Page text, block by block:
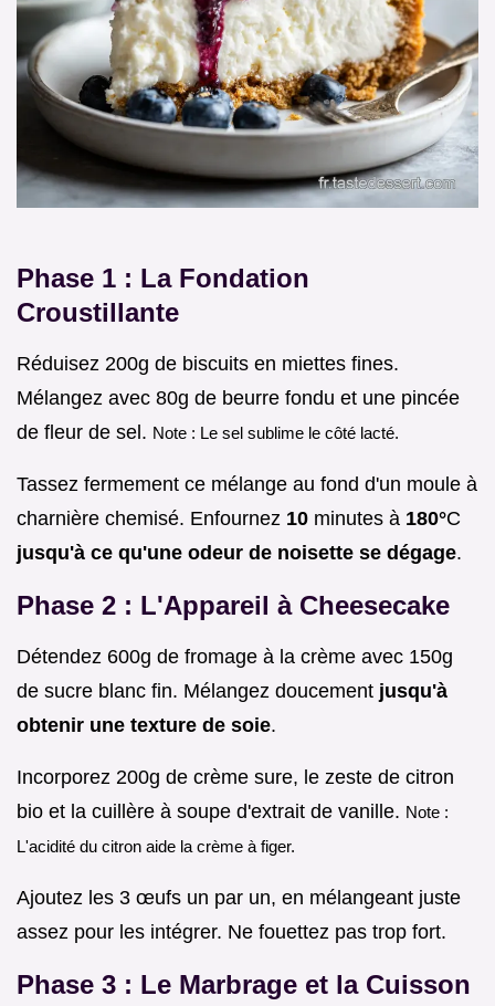
Phase 1 : La Fondation
Croustillante
Réduisez 200g de biscuits en miettes fines.
Mélangez avec 80g de beurre fondu et une pincée
de fleur de sel. Note : Le sel sublime le côté lacté.
Tassez fermement ce mélange au fond d'un moule à
charnière chemisé. Enfournez 10 minutes à 180°C
jusqu'à ce qu'une odeur de noisette se dégage.
Phase 2 : L'Appareil à Cheesecake
Détendez 600g de fromage à la crème avec 150g
de sucre blanc fin. Mélangez doucement jusqu'à
obtenir une texture de soie.
Incorporez 200g de crème sure, le zeste de citron
bio et la cuillère à soupe d'extrait de vanille. Note :
L'acidité du citron aide la crème à figer.
Ajoutez les 3 œufs un par un, en mélangeant juste
assez pour les intégrer. Ne fouettez pas trop fort.
Phase 3 : Le Marbrage et la Cuisson